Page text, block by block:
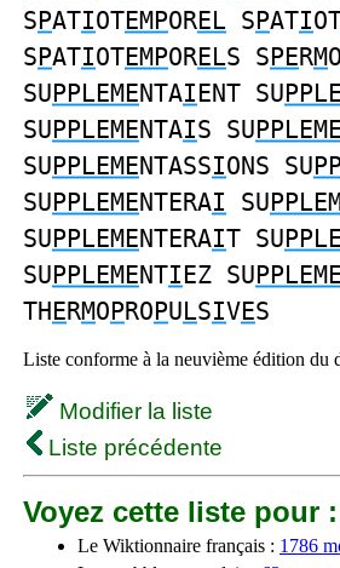
SPATIOTEMPOREL SPATI
SPATIOTEMPORELS SPERMO
SUPPLEMENTAIENT SU
SUPPLEMENTAIS SUPPLEME
SUPPLEMENTASSIONS SU
SUPPLEMENTERAI SU
SUPPLEMENTERAIT SU
SUPPLEMENTIEZ SUPPLEME
THERMOPROPULSIVES
Liste conforme à la neuvième édition du
Modifier la liste
Liste précédente
Voyez cette liste pour :
Le Wiktionnaire français : 1786